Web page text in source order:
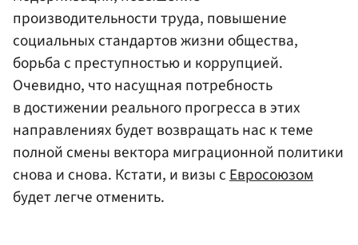
производительности труда, повышение
социальных стандартов жизни общества,
борьба с преступностью и коррупцией.
Очевидно, что насущная потребность
в достижении реального прогресса в этих
направлениях будет возвращать нас к теме
полной смены вектора миграционной политики
снова и снова. Кстати, и визы сЕвросоюзом
будет легче отменить.